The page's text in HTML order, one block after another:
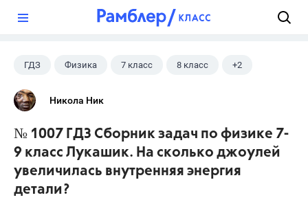
ГДЗ Физика 7 класс 8 класс +2
9 класс
Никола Ник
№ 1007 ГДЗ Сборник задач по физике 7-
9 класс Лукашик. На сколько джоулей
увеличилась внутренняя энергия
детали?